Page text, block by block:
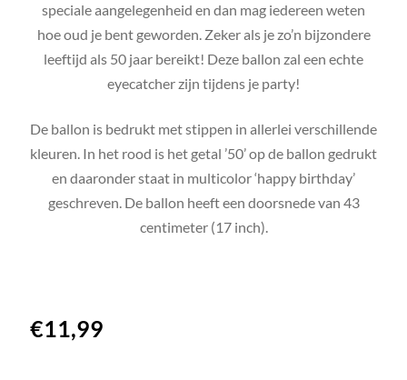
speciale aangelegenheid en dan mag iedereen weten
hoe oud je bent geworden. Zeker als je zo’n bijzondere
leeftijd als 50 jaar bereikt! Deze ballon zal een echte
eyecatcher zijn tijdens je party!
De ballon is bedrukt met stippen in allerlei verschillende
kleuren. In het rood is het getal ’50’ op de ballon gedrukt
en daaronder staat in multicolor ‘happy birthday’
geschreven. De ballon heeft een doorsnede van 43
centimeter (17 inch).
€11,99